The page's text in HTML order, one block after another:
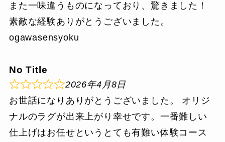
また一味違うものになっており、驚きました！
素敵な経験ありがとうございました。
ogawasensyoku
No Title
2026年4月8日
お世話になりありがとうございました。 オリジ
ナルのラグが出来上がり幸せです。一番難しい
仕上げはお任せというとても有難い体験コース